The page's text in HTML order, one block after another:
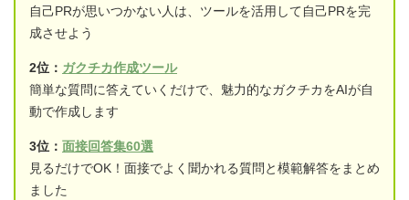
自己PRが思いつかない人は、ツールを活用して自己PRを完
成させよう
2位： ガクチカ作成ツール
簡単な質問に答えていくだけで、魅力的なガクチカをAIが自
動で作成します
3位： 面接回答集60選
見るだけでOK！面接でよく聞かれる質問と模範解答をまとめ
ました